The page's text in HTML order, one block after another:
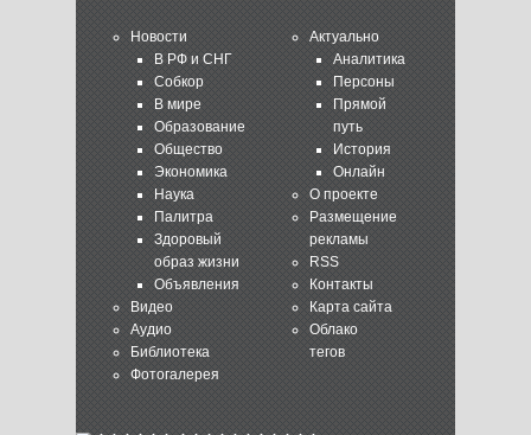
Новости
В РФ и СНГ
Собкор
В мире
Образование
Общество
Экономика
Наука
Палитра
Здоровый
образ жизни
Объявления
Видео
Аудио
Библиотека
Фотогалерея
Актуально
Аналитика
Персоны
Прямой
путь
История
Онлайн
О проекте
Размещение
рекламы
RSS
Контакты
Карта сайта
Облако
тегов